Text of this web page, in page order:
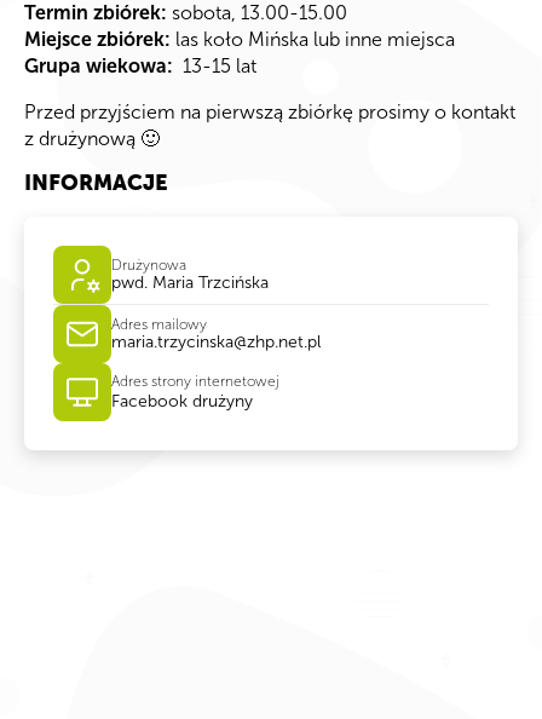
Termin zbiórek: sobota, 13.00-15.00
Miejsce zbiórek: las koło Mińska lub inne miejsca
Grupa wiekowa: 13-15 lat
Przed przyjściem na pierwszą zbiórkę prosimy o kontakt
z drużynową 🙂
INFORMACJE
Drużynowa
pwd. Maria Trzcińska
Adres mailowy
maria.trzycinska@zhp.net.pl
Adres strony internetowej
Facebook drużyny